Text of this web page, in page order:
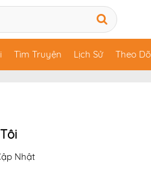
Tìm Truyện Lịch Sử Theo
Nhật